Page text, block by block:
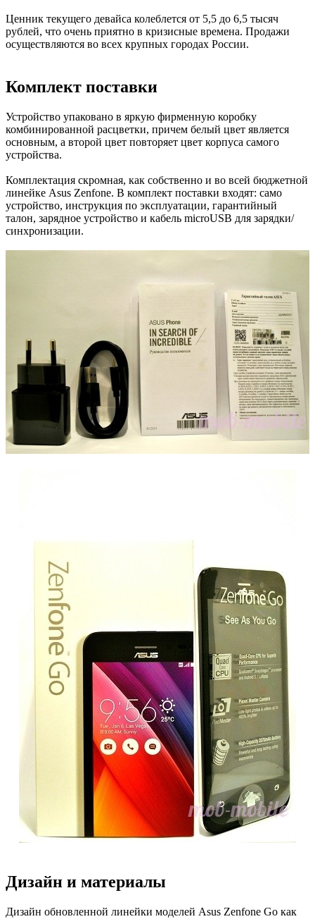
Ценник текущего девайса колеблется от 5,5 до 6,5 тысяч
рублей, что очень приятно в кризисные времена. Продажи
осуществляются во всех крупных городах России.
Комплект поставки
Устройство упаковано в яркую фирменную коробку
комбинированной расцветки, причем белый цвет является
основным, а второй цвет повторяет цвет корпуса самого
устройства.
Комплектация скромная, как собственно и во всей бюджетной
линейке Asus Zenfone. В комплект поставки входят: само
устройство, инструкция по эксплуатации, гарантийный
талон, зарядное устройство и кабель microUSB для зарядки/
синхронизации.
Дизайн и материалы
Дизайн обновленной линейки моделей Asus Zenfone Go как